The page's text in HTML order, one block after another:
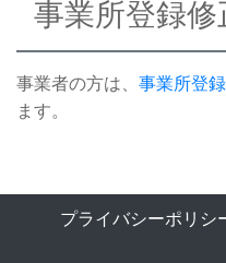
事業所登録修
事業者の方は、 事業所登
ます。
プライバシーポリシ